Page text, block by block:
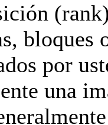
bloques
por
una